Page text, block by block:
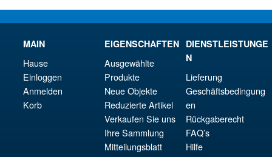
MAIN
Hause
Einloggen
Anmelden
Korb
EIGENSCHAFTEN
Ausgewählte
Produkte
Neue Objekte
Reduzierte Artikel
Verkaufen Sie uns
Ihre Sammlung
Mitteilungsblatt
DIENSTLEISTUNGE
N
Lieferung
Geschäftsbedingung
en
Rückgaberecht
FAQ’s
Hilfe